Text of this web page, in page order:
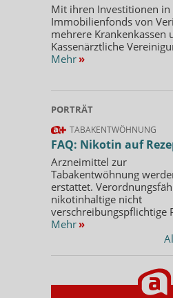
Mit ihren Investitionen
Immobilienfonds von
mehrere Krankenkassen
Kassenärztliche
Mehr »
PORTRÄT
TABAKENTWÖHNUNG
FAQ: Nikotin auf
Arzneimittel zur
Tabakentwöhnung
erstattet.
nikotinhaltige nicht
verschreibungspflichtige
Mehr »